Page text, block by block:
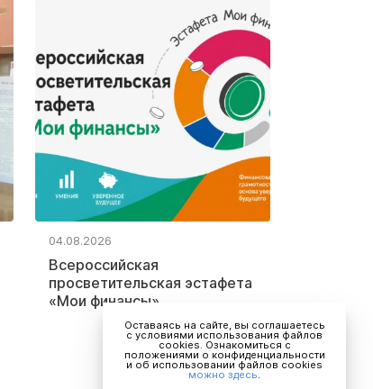
04.08.2026
Всероссийская
просветительская эстафета
«Мои финансы»
Оставаясь на сайте, вы соглашаетесь
с условиями использования файлов
cookies. Ознакомиться с
положениями о конфиденциальности
и об использовании файлов cookies
можно здесь.